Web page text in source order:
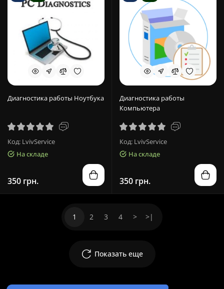
Диагностика работы Ноутбука
Код: LvivService
На складе
350 грн.
Диагностика работы
Компьютера
Код: LvivService
На складе
350 грн.
Показать еще
1 2 3 4 > >|